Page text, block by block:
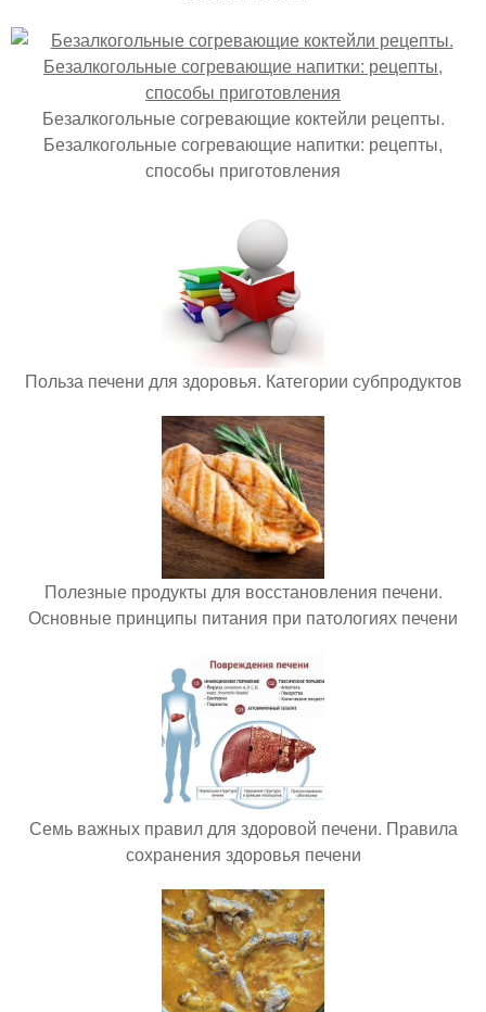
Безалкогольные согревающие коктейли рецепты.
Безалкогольные согревающие напитки: рецепты,
способы приготовления
Польза печени для здоровья. Категории субпродуктов
Полезные продукты для восстановления печени.
Основные принципы питания при патологиях печени
Семь важных правил для здоровой печени. Правила
сохранения здоровья печени